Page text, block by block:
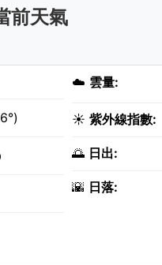
前天氣
☁️ 雲量:
☀️ 紫外線指數:
🌅 日出:
🌇 日落: